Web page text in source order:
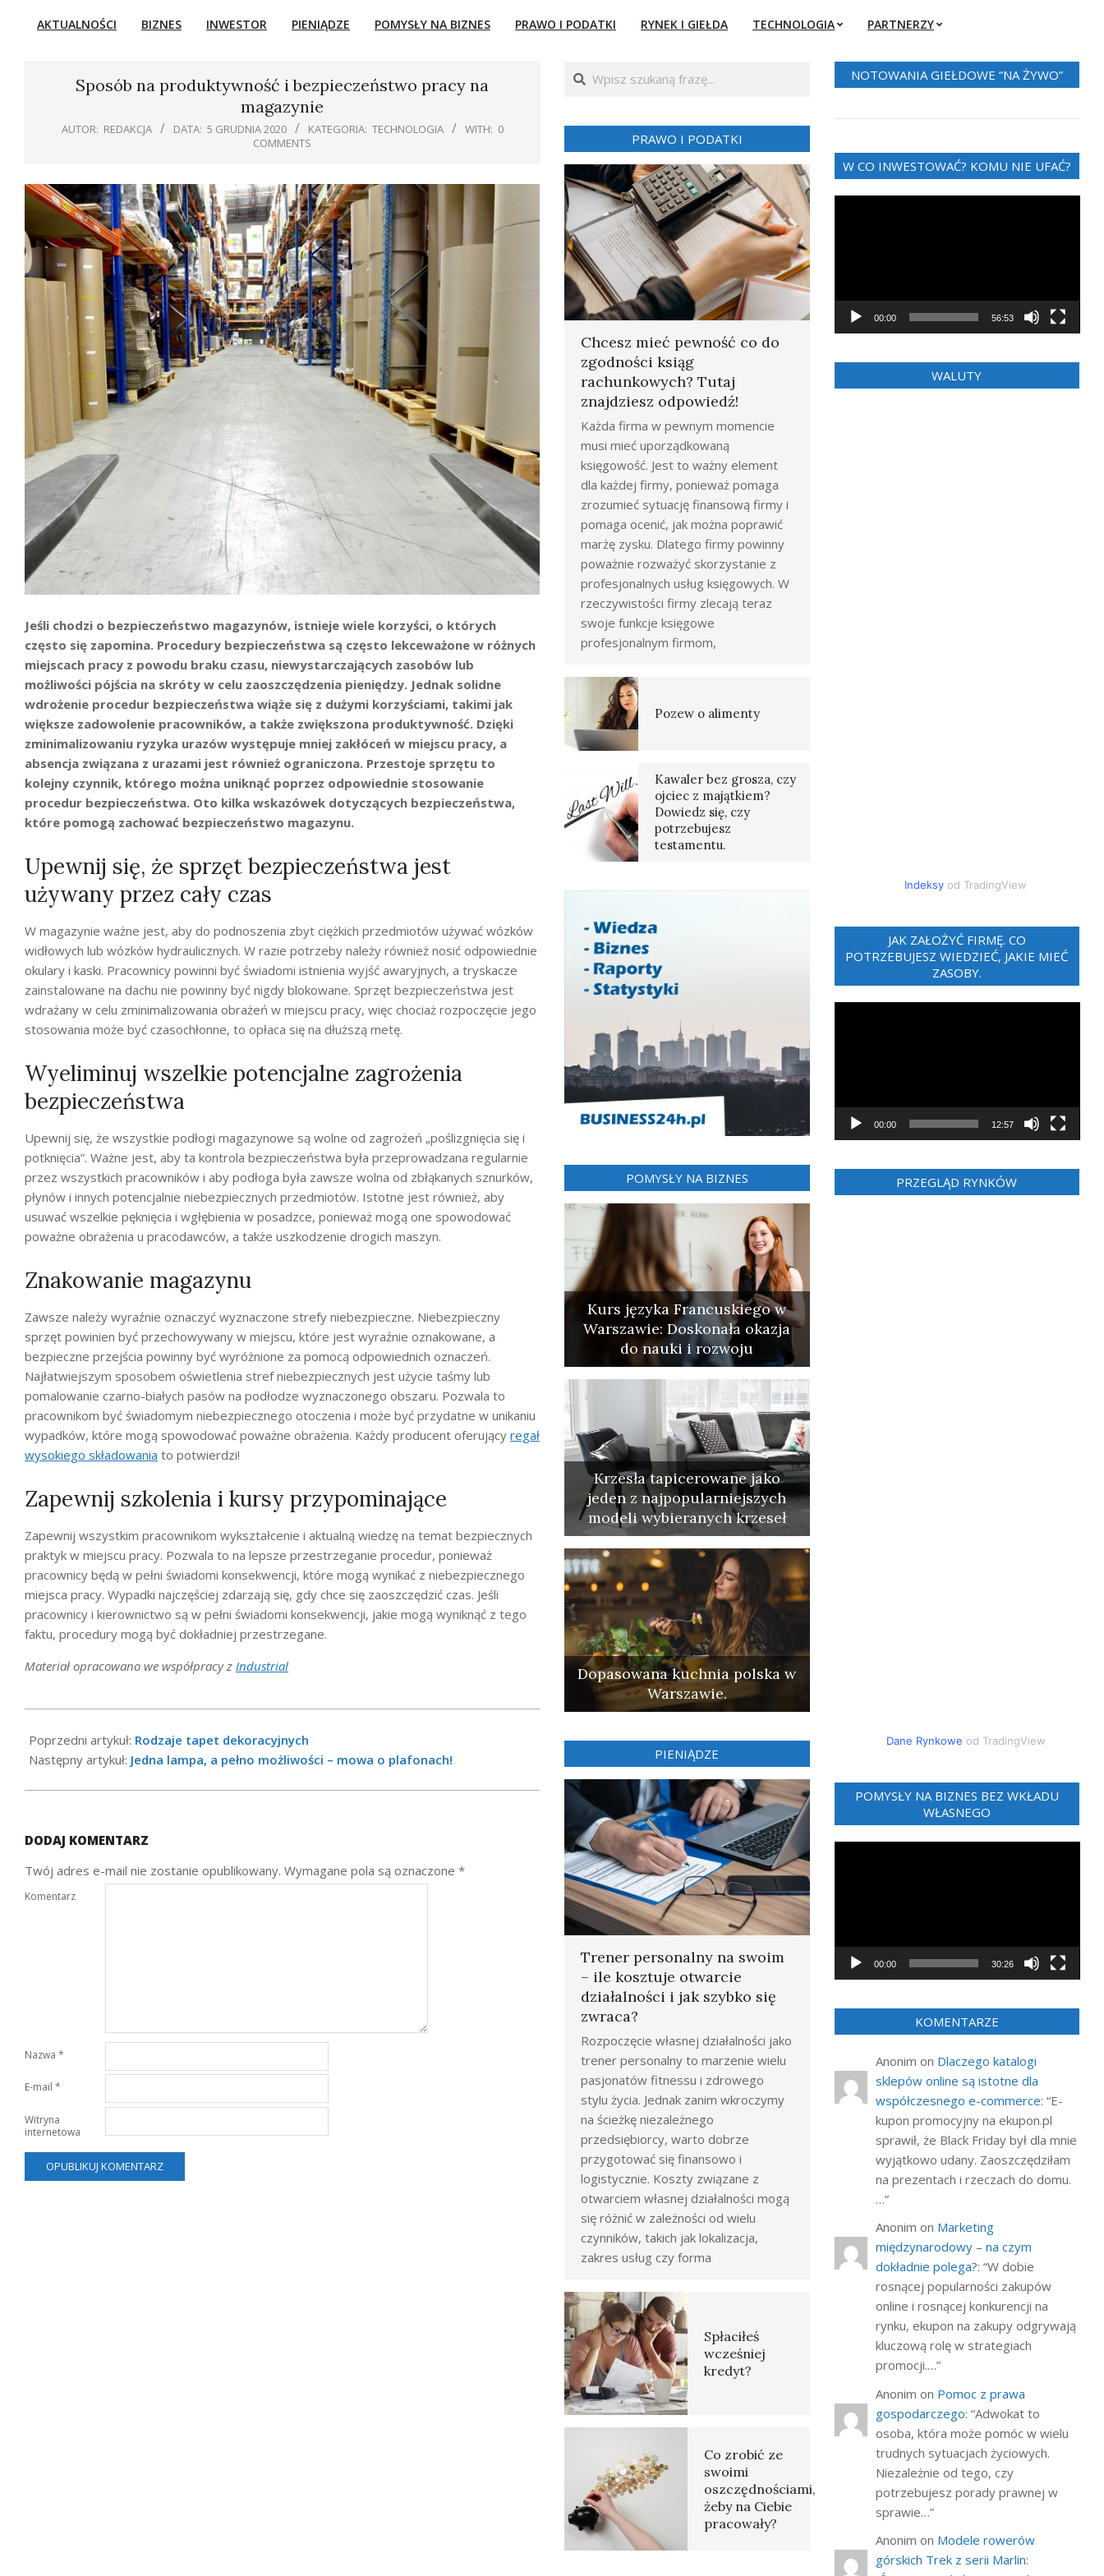
Primary
AKTUALNOŚCI BIZNES INWESTOR PIENIĄDZE POMYSŁY NA BIZNES PRAWO I PODATKI RYNEK I GIEŁDA TECHNOLOGIA PARTNERZY
Sposób na produktywność i bezpieczeństwo pracy na
magazynie
AUTOR: REDAKCJA DATA: 5 GRUDNIA 2020 KATEGORIA: TECHNOLOGIA WITH: 0
COMMENTS
Jeśli chodzi o bezpieczeństwo magazynów, istnieje wiele korzyści, o których
często się zapomina. Procedury bezpieczeństwa są często lekceważone w różnych
miejscach pracy z powodu braku czasu, niewystarczających zasobów lub
możliwości pójścia na skróty w celu zaoszczędzenia pieniędzy. Jednak solidne
wdrożenie procedur bezpieczeństwa wiąże się z dużymi korzyściami, takimi jak
większe zadowolenie pracowników, a także zwiększona produktywność. Dzięki
zminimalizowaniu ryzyka urazów występuje mniej zakłóceń w miejscu pracy, a
absencja związana z urazami jest również ograniczona. Przestoje sprzętu to
kolejny czynnik, którego można uniknąć poprzez odpowiednie stosowanie
procedur bezpieczeństwa. Oto kilka wskazówek dotyczących bezpieczeństwa,
które pomogą zachować bezpieczeństwo magazynu.
Upewnij się, że sprzęt bezpieczeństwa jest
używany przez cały czas
W magazynie ważne jest, aby do podnoszenia zbyt ciężkich przedmiotów używać wózków
widłowych lub wózków hydraulicznych. W razie potrzeby należy również nosić odpowiednie
okulary i kaski. Pracownicy powinni być świadomi istnienia wyjść awaryjnych, a tryskacze
zainstalowane na dachu nie powinny być nigdy blokowane. Sprzęt bezpieczeństwa jest
wdrażany w celu zminimalizowania obrażeń w miejscu pracy, więc chociaż rozpoczęcie jego
stosowania może być czasochłonne, to opłaca się na dłuższą metę.
Wyeliminuj wszelkie potencjalne zagrożenia
bezpieczeństwa
Upewnij się, że wszystkie podłogi magazynowe są wolne od zagrożeń „poślizgnięcia się i
potknięcia”. Ważne jest, aby ta kontrola bezpieczeństwa była przeprowadzana regularnie
przez wszystkich pracowników i aby podłoga była zawsze wolna od zbłąkanych sznurków,
płynów i innych potencjalnie niebezpiecznych przedmiotów. Istotne jest również, aby
usuwać wszelkie pęknięcia i wgłębienia w posadzce, ponieważ mogą one spowodować
poważne obrażenia u pracodawców, a także uszkodzenie drogich maszyn.
Znakowanie magazynu
Zawsze należy wyraźnie oznaczyć wyznaczone strefy niebezpieczne. Niebezpieczny
sprzęt powinien być przechowywany w miejscu, które jest wyraźnie oznakowane, a
bezpieczne przejścia powinny być wyróżnione za pomocą odpowiednich oznaczeń.
Najłatwiejszym sposobem oświetlenia stref niebezpiecznych jest użycie taśmy lub
pomalowanie czarno-białych pasów na podłodze wyznaczonego obszaru. Pozwala to
pracownikom być świadomym niebezpiecznego otoczenia i może być przydatne w unikaniu
wypadków, które mogą spowodować poważne obrażenia. Każdy producent oferujący regał
wysokiego składowania to potwierdzi!
Zapewnij szkolenia i kursy przypominające
Zapewnij wszystkim pracownikom wykształcenie i aktualną wiedzę na temat bezpiecznych
praktyk w miejscu pracy. Pozwala to na lepsze przestrzeganie procedur, ponieważ
pracownicy będą w pełni świadomi konsekwencji, które mogą wynikać z niebezpiecznego
miejsca pracy. Wypadki najczęściej zdarzają się, gdy chce się zaoszczędzić czas. Jeśli
pracownicy i kierownictwo są w pełni świadomi konsekwencji, jakie mogą wyniknąć z tego
faktu, procedury mogą być dokładniej przestrzegane.
Materiał opracowano we współpracy z Industrial
12-
05
Poprzedni artykuł: Rodzaje tapet dekoracyjnych
Następny artykuł: Jedna lampa, a pełno możliwości – mowa o plafonach!
DODAJ KOMENTARZ
Twój adres e-mail nie zostanie opublikowany. Wymagane pola są oznaczone *
Komentarz
Nazwa *
E-mail *
Witryna
internetowa
Search
PRAWO I PODATKI
Chcesz mieć pewność co do
zgodności ksiąg
rachunkowych? Tutaj
znajdziesz odpowiedź!
Każda firma w pewnym momencie
musi mieć uporządkowaną
księgowość. Jest to ważny element
dla każdej firmy, ponieważ pomaga
zrozumieć sytuację finansową firmy i
pomaga ocenić, jak można poprawić
marżę zysku. Dlatego firmy powinny
poważnie rozważyć skorzystanie z
profesjonalnych usług księgowych. W
rzeczywistości firmy zlecają teraz
swoje funkcje księgowe
profesjonalnym firmom,
Pozew o alimenty
Kawaler bez grosza, czy
ojciec z majątkiem?
Dowiedz się, czy
potrzebujesz
testamentu.
POMYSŁY NA BIZNES
Kurs języka Francuskiego w
Warszawie: Doskonała okazja
do nauki i rozwoju
Krzesła tapicerowane jako
jeden z najpopularniejszych
modeli wybieranych krzeseł
Dopasowana kuchnia polska w
Warszawie.
PIENIĄDZE
Trener personalny na swoim
– ile kosztuje otwarcie
działalności i jak szybko się
zwraca?
Rozpoczęcie własnej działalności jako
trener personalny to marzenie wielu
pasjonatów fitnessu i zdrowego
stylu życia. Jednak zanim wkroczymy
na ścieżkę niezależnego
przedsiębiorcy, warto dobrze
przygotować się finansowo i
logistycznie. Koszty związane z
otwarciem własnej działalności mogą
się różnić w zależności od wielu
czynników, takich jak lokalizacja,
zakres usług czy forma
Spłaciłeś
wcześniej
kredyt?
Co zrobić ze
swoimi
oszczędnościami,
żeby na Ciebie
pracowały?
NOTOWANIA GIEŁDOWE “NA ŻYWO”
W CO INWESTOWAĆ? KOMU NIE UFAĆ?
00:00 56:53
WALUTY
Indeksy od TradingView
JAK ZAŁOŻYĆ FIRMĘ. CO
POTRZEBUJESZ WIEDZIEĆ, JAKIE MIEĆ
ZASOBY.
00:00 12:57
PRZEGLĄD RYNKÓW
Dane Rynkowe od TradingView
POMYSŁY NA BIZNES BEZ WKŁADU
WŁASNEGO
00:00 30:26
KOMENTARZE
Anonim on Dlaczego katalogi
sklepów online są istotne dla
współczesnego e-commerce: “E-
kupon promocyjny na ekupon.pl
sprawił, że Black Friday był dla mnie
wyjątkowo udany. Zaoszczędziłam
na prezentach i rzeczach do domu.
…”
Anonim on Marketing
międzynarodowy – na czym
dokładnie polega?: “W dobie
rosnącej popularności zakupów
online i rosnącej konkurencji na
rynku, ekupon na zakupy odgrywają
kluczową rolę w strategiach
promocji.…”
Anonim on Pomoc z prawa
gospodarczego: “Adwokat to
osoba, która może pomóc w wielu
trudnych sytuacjach życiowych.
Niezależnie od tego, czy
potrzebujesz porady prawnej w
sprawie…”
Anonim on Modele rowerów
górskich Trek z serii Marlin: